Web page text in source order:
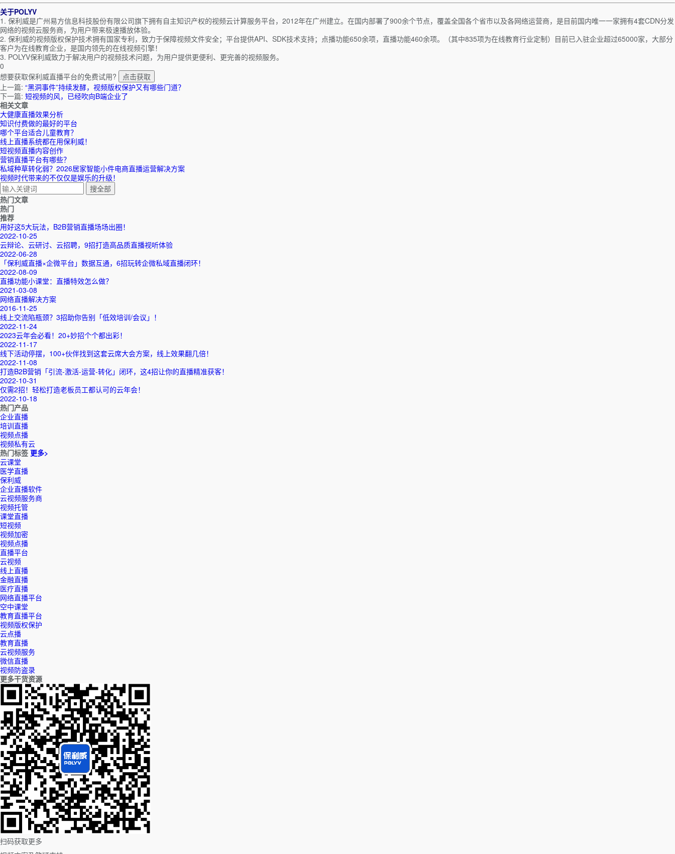
关于POLYV
1. 保利威是广州易方信息科技股份有限公司旗下拥有自主知识产权的视频云计算服务平台，2012年在广州建立。在国内部署了900余个节点，覆盖全国各个省市以及各网络运营商，是目前国内唯一一家拥有4套CDN分发
网络的视频云服务商，为用户带来极速播放体验。
2. 保利威的视频版权保护技术拥有国家专利，致力于保障视频文件安全；平台提供API、SDK技术支持；点播功能650余项，直播功能460余项。（其中835项为在线教育行业定制）目前已入驻企业超过65000家，大部分
客户为在线教育企业，是国内领先的在线视频引擎！
3. POLYV保利威致力于解决用户的视频技术问题，为用户提供更便利、更完善的视频服务。
0
想要获取保利威直播平台的免费试用?
点击获取
上一篇: “黑洞事件”持续发酵，视频版权保护又有哪些门道？
下一篇: 短视频的风，已经吹向B端企业了
相关文章
大健康直播效果分析
知识付费做的最好的平台
哪个平台适合儿童教育？
线上直播系统都在用保利威！
短视频直播内容创作
营销直播平台有哪些？
私域种草转化弱？2026居家智能小件电商直播运营解决方案
视频时代带来的不仅仅是娱乐的升级！
热门文章
热门
推荐
用好这5大玩法，B2B营销直播场场出圈！
2022-10-25
云辩论、云研讨、云招聘，9招打造高品质直播视听体验
2022-06-28
「保利威直播×企微平台」数据互通，6招玩转企微私域直播闭环！
2022-08-09
直播功能小课堂：直播特效怎么做？
2021-03-08
网络直播解决方案
2016-11-25
线上交流陷瓶颈？3招助你告别「低效培训/会议」！
2022-11-24
2023云年会必看！20+妙招个个都出彩！
2022-11-17
线下活动停摆，100+伙伴找到这套云席大会方案，线上效果翻几倍！
2022-11-08
打造B2B营销「引流-激活-运营-转化」闭环，这4招让你的直播精准获客！
2022-10-31
仅需2招！轻松打造老板员工都认可的云年会！
2022-10-18
热门产品
企业直播
培训直播
视频点播
视频私有云
热门标签 更多>
云课堂
医学直播
保利威
企业直播软件
云视频服务商
视频托管
课堂直播
短视频
视频加密
视频点播
直播平台
云视频
线上直播
金融直播
医疗直播
网络直播平台
空中课堂
教育直播平台
视频版权保护
云点播
教育直播
云视频服务
微信直播
视频防盗录
更多干货资源
扫码获取更多